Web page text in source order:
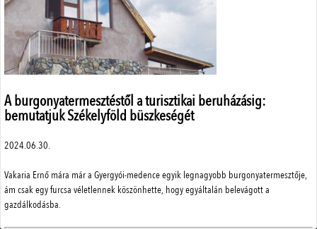
A burgonyatermesztéstől a turisztikai beruházásig:
bemutatjuk Székelyföld büszkeségét
2024.06.30.
Vakaria Ernő mára már a Gyergyói-medence egyik legnagyobb burgonyatermesztője,
ám csak egy furcsa véletlennek köszönhette, hogy egyáltalán belevágott a
gazdálkodásba.
Menü
Adatvédelem
Szerzői jogok
Médiaajánlat
Központi elérhetőségek
ÁSZF
Részletek
Elfogad